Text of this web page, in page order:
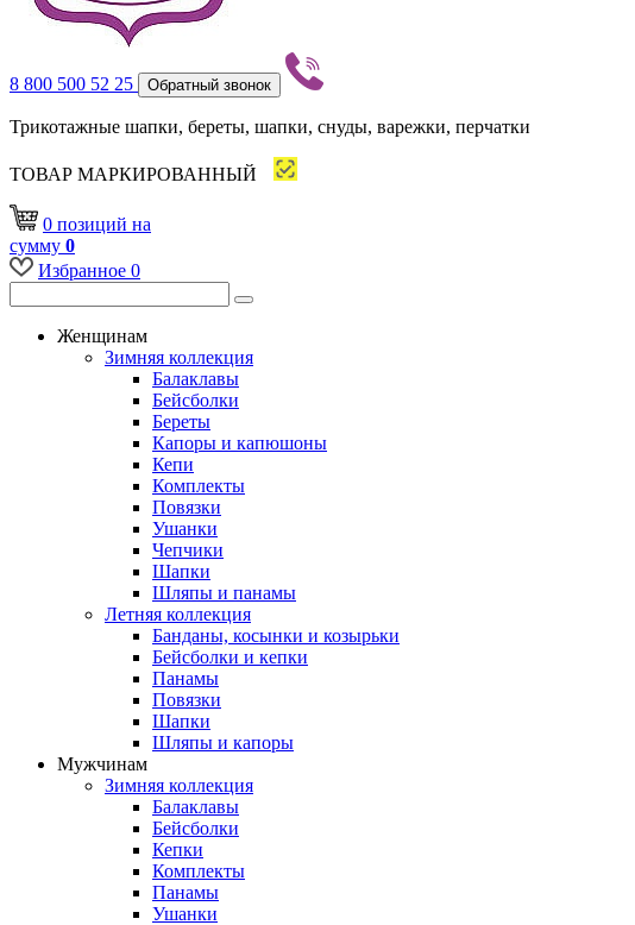
8 800 500 52 25 Обратный звонок
Трикотажные шапки, береты, шапки, снуды, варежки, перчатки
ТОВАР МАРКИРОВАННЫЙ
0 позиций на
сумму 0
Избранное 0
Женщинам
Зимняя коллекция
Балаклавы
Бейсболки
Береты
Капоры и капюшоны
Кепи
Комплекты
Повязки
Ушанки
Чепчики
Шапки
Шляпы и панамы
Летняя коллекция
Банданы, косынки и козырьки
Бейсболки и кепки
Панамы
Повязки
Шапки
Шляпы и капоры
Мужчинам
Зимняя коллекция
Балаклавы
Бейсболки
Кепки
Комплекты
Панамы
Ушанки